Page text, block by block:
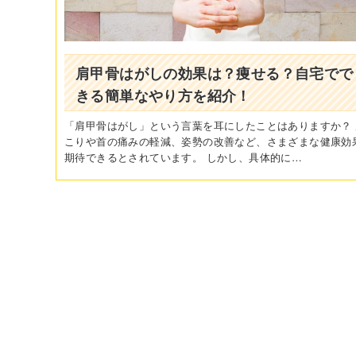
肩甲骨はがしの効果は？痩せる？自宅でで
きる簡単なやり方を紹介！
「肩甲骨はがし」という言葉を耳にしたことはありますか？
こりや首の痛みの軽減、姿勢の改善など、さまざまな健康効
期待できるとされています。 しかし、具体的に…